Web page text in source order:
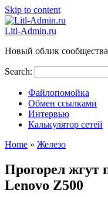
Skip to content
Litl-Admin.ru
Новый облик
Search:
Файлопомойка
Обмен ссылками
Интервью
Калькулятор сетей
Home » Железо
Прогорел жгут
Lenovo Z500